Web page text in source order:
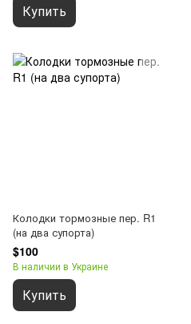
Купить
Колодки тормозные пер. R1
(на два супорта)
$100
В наличии в Украине
Купить